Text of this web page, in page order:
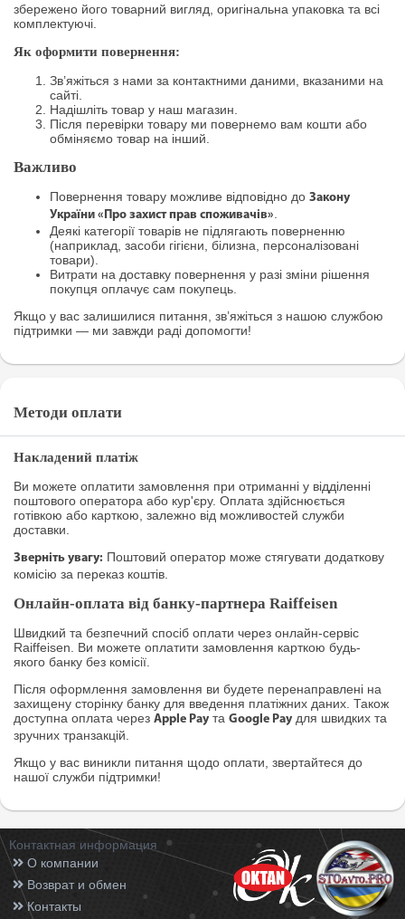
збережено його товарний вигляд, оригінальна упаковка та всі
комплектуючі.
Як оформити повернення:
Зв’яжіться з нами за контактними даними, вказаними на
сайті.
Надішліть товар у наш магазин.
Після перевірки товару ми повернемо вам кошти або
обміняємо товар на інший.
Важливо
Повернення товару можливе відповідно до Закону
України «Про захист прав споживачів».
Деякі категорії товарів не підлягають поверненню
(наприклад, засоби гігієни, білизна, персоналізовані
товари).
Витрати на доставку повернення у разі зміни рішення
покупця оплачує сам покупець.
Якщо у вас залишилися питання, зв’яжіться з нашою службою
підтримки — ми завжди раді допомогти!
Методи оплати
Накладений платіж
Ви можете оплатити замовлення при отриманні у відділенні
поштового оператора або кур'єру. Оплата здійснюється
готівкою або карткою, залежно від можливостей служби
доставки.
Зверніть увагу: Поштовий оператор може стягувати додаткову
комісію за переказ коштів.
Онлайн-оплата від банку-партнера Raiffeisen
Швидкий та безпечний спосіб оплати через онлайн-сервіс
Raiffeisen. Ви можете оплатити замовлення карткою будь-
якого банку без комісії.
Після оформлення замовлення ви будете перенаправлені на
захищену сторінку банку для введення платіжних даних. Також
доступна оплата через Apple Pay та Google Pay для швидких та
зручних транзакцій.
Якщо у вас виникли питання щодо оплати, звертайтеся до
нашої служби підтримки!
Контактная информация
О компании
Возврат и обмен
Контакты